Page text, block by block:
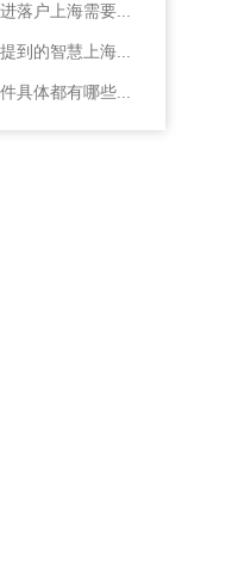
落户上海需要...
到的智慧上海...
具体都有哪些...